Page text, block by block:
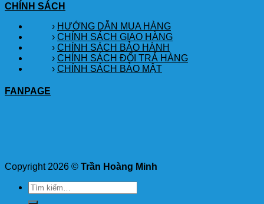
CHÍNH SÁCH
› HƯỚNG DẪN MUA HÀNG
› CHÍNH SÁCH GIAO HÀNG
› CHÍNH SÁCH BẢO HÀNH
› CHÍNH SÁCH ĐỔI TRẢ HÀNG
› CHÍNH SÁCH BẢO MẬT
FANPAGE
Copyright 2026 © Trần Hoàng Minh
Tìm
kiếm: